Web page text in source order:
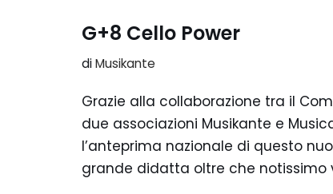
G+8 Cello Power
diMusikante
Grazie alla collaborazione tra il
due associazioni Musikante e
l’anteprima nazionale di questo
grande didatta oltre che notissimo